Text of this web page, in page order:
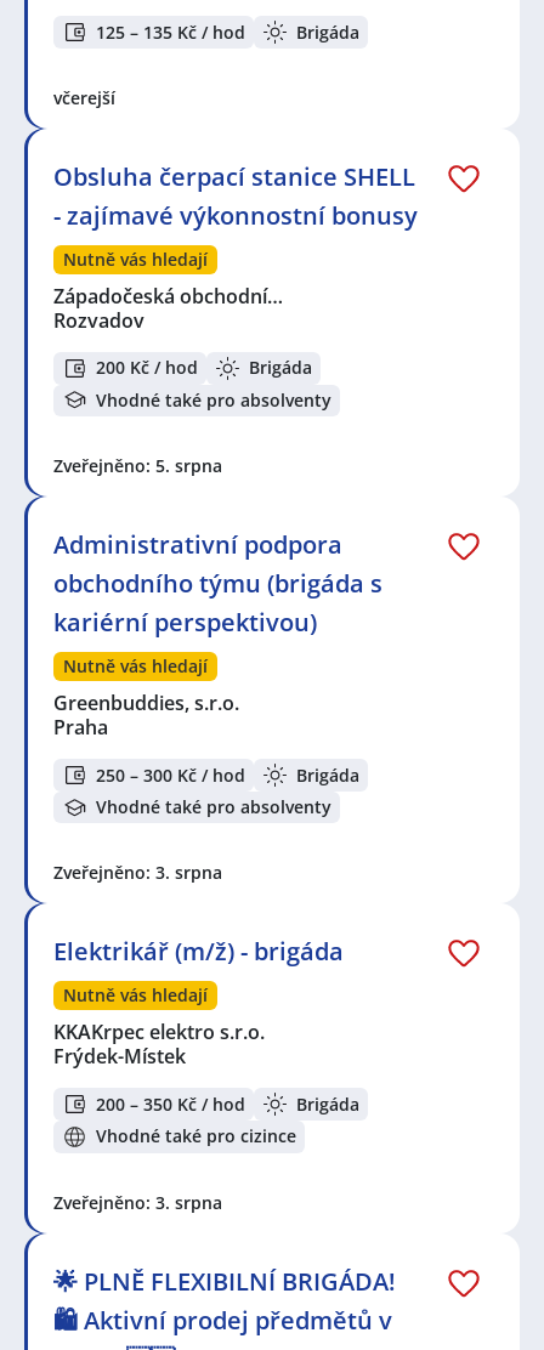
125 – 135 Kč / hod Brigáda
včerejší
Obsluha čerpací stanice SHELL
- zajímavé výkonnostní bonusy
Nutně vás hledají
Západočeská obchodní…
Rozvadov
200 Kč / hod
Brigáda
Vhodné také pro absolventy
Zveřejněno: 5. srpna
Administrativní podpora
obchodního týmu (brigáda s
kariérní perspektivou)
Nutně vás hledají
Greenbuddies, s.r.o.
Praha
250 – 300 Kč / hod
Brigáda
Vhodné také pro absolventy
Zveřejněno: 3. srpna
Elektrikář (m/ž) - brigáda
Nutně vás hledají
KKAKrpec elektro s.r.o.
Frýdek-Místek
200 – 350 Kč / hod
Brigáda
Vhodné také pro cizince
Zveřejněno: 3. srpna
🌟 PLNĚ FLEXIBILNÍ BRIGÁDA!
🛍️ Aktivní prodej předmětů v